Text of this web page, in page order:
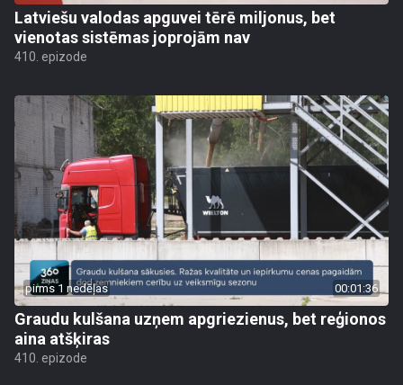
Latviešu valodas apguvei tērē miljonus, bet
vienotas sistēmas joprojām nav
410. epizode
pirms 1 nedēļas 00:01:36
Graudu kulšana uzņem apgriezienus, bet reģionos
aina atšķiras
410. epizode